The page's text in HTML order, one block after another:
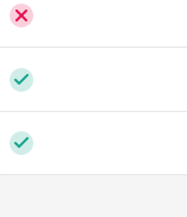
Démarrer l'essai
Discutons-en !